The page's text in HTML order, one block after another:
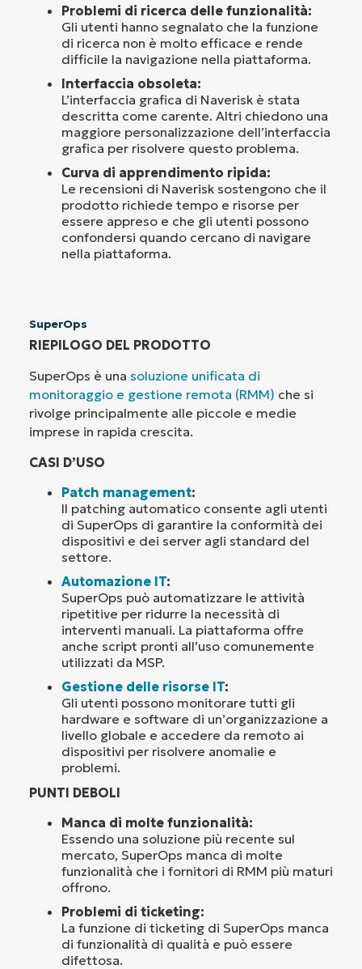
Problemi di ricerca delle funzionalità:
Gli utenti hanno segnalato che la funzione
di ricerca non è molto efficace e rende
difficile la navigazione nella piattaforma.
Interfaccia obsoleta:
L’interfaccia grafica di Naverisk è stata
descritta come carente. Altri chiedono una
maggiore personalizzazione dell’interfaccia
grafica per risolvere questo problema.
Curva di apprendimento ripida:
Le recensioni di Naverisk sostengono che il
prodotto richiede tempo e risorse per
essere appreso e che gli utenti possono
confondersi quando cercano di navigare
nella piattaforma.
SuperOps
RIEPILOGO DEL PRODOTTO
SuperOps è una soluzione unificata di
monitoraggio e gestione remota (RMM) che si
rivolge principalmente alle piccole e medie
imprese in rapida crescita.
CASI D’USO
Patch management:
Il patching automatico consente agli utenti
di SuperOps di garantire la conformità dei
dispositivi e dei server agli standard del
settore.
Automazione IT:
SuperOps può automatizzare le attività
ripetitive per ridurre la necessità di
interventi manuali. La piattaforma offre
anche script pronti all’uso comunemente
utilizzati da MSP.
Gestione delle risorse IT:
Gli utenti possono monitorare tutti gli
hardware e software di un’organizzazione a
livello globale e accedere da remoto ai
dispositivi per risolvere anomalie e
problemi.
PUNTI DEBOLI
Manca di molte funzionalità:
Essendo una soluzione più recente sul
mercato, SuperOps manca di molte
funzionalità che i fornitori di RMM più maturi
offrono.
Problemi di ticketing:
La funzione di ticketing di SuperOps manca
di funzionalità di qualità e può essere
difettosa.